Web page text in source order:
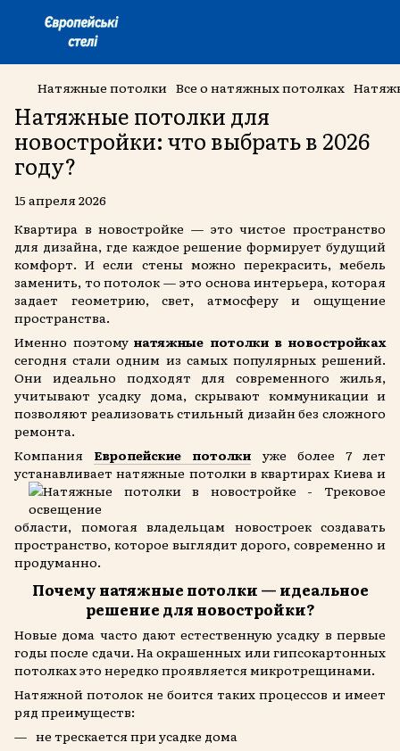
Натяжные потолки Все о натяжных потолках
Натяжные потолки для
новостройки: что выбрать в 2026
году?
15 апреля 2026
Квартира в новостройке — это чистое пространство
для дизайна, где каждое решение формирует будущий
комфорт. И если стены можно перекрасить, мебель
заменить, то потолок — это основа интерьера, которая
задает геометрию, свет, атмосферу и ощущение
пространства.
Именно поэтомунатяжные потолки в новостройках
сегодня стали одним из самых популярных решений.
Они идеально подходят для современного жилья,
учитывают усадку дома, скрывают коммуникации и
позволяют реализовать стильный дизайн без сложного
ремонта.
Компания Европейские потолки уже более 7 лет
устанавливает натяжные потолки в квартирах Киева и
области, помогая владельцам новостроек создавать
пространство, которое выглядит дорого, современно и
продуманно.
Почему натяжные потолки — идеальное
решение для новостройки?
Новые дома часто дают естественную усадку в первые
годы после сдачи. На окрашенных или гипсокартонных
потолках это нередко проявляется микротрещинами.
Натяжной потолок не боится таких процессов и имеет
ряд преимуществ:
не трескается при усадке дома